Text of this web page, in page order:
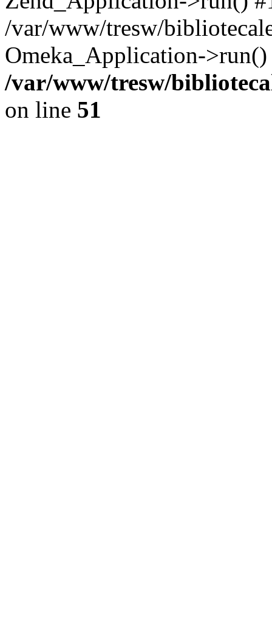
/var/www/tresw/
Omeka_Application-
/var/www/tresw/
on line 51